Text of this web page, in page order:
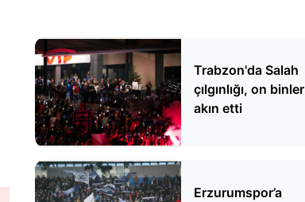
Trabzon'da Salah
çılgınlığı, on binler
akın etti
Erzurumspor’a